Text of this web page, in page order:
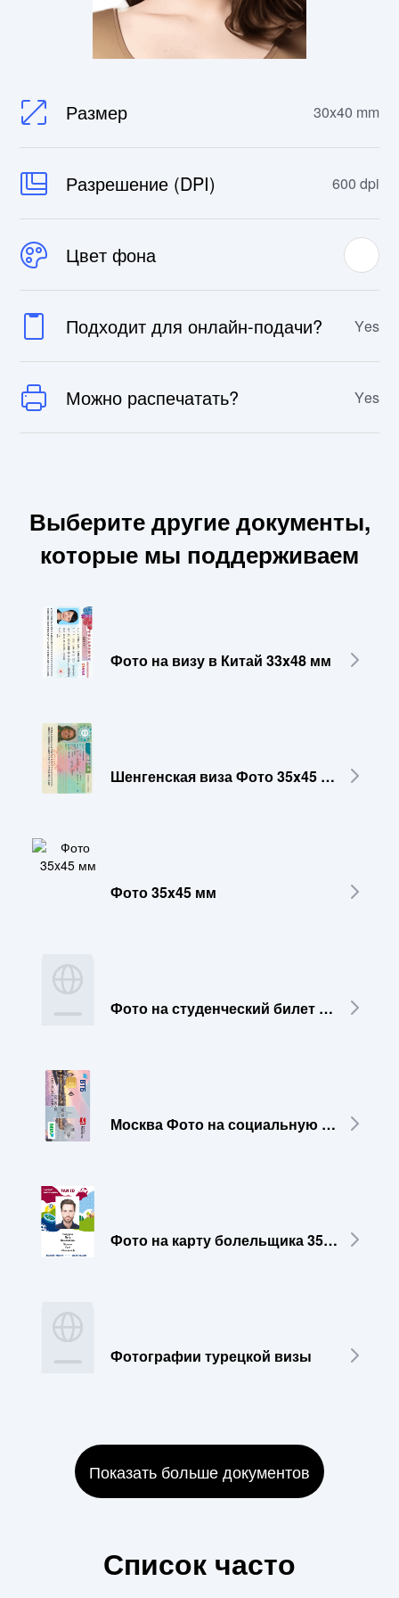
Размер 30x40 mm
Разрешение (DPI) 600 dpi
Цвет фона
Подходит для онлайн-подачи? Yes
Можно распечатать? Yes
Выберите другие документы,
которые мы поддерживаем
Фото на визу в Китай 33x48 мм
Шенгенская виза Фото 35x45 мм
Фото 35x45 мм
Фото на студенческий билет 30x40 мм
Москва Фото на социальную карту 30x40 мм
Фото на карту болельщика 35x45 мм
Фотографии турецкой визы
Показать больше документов
Список часто